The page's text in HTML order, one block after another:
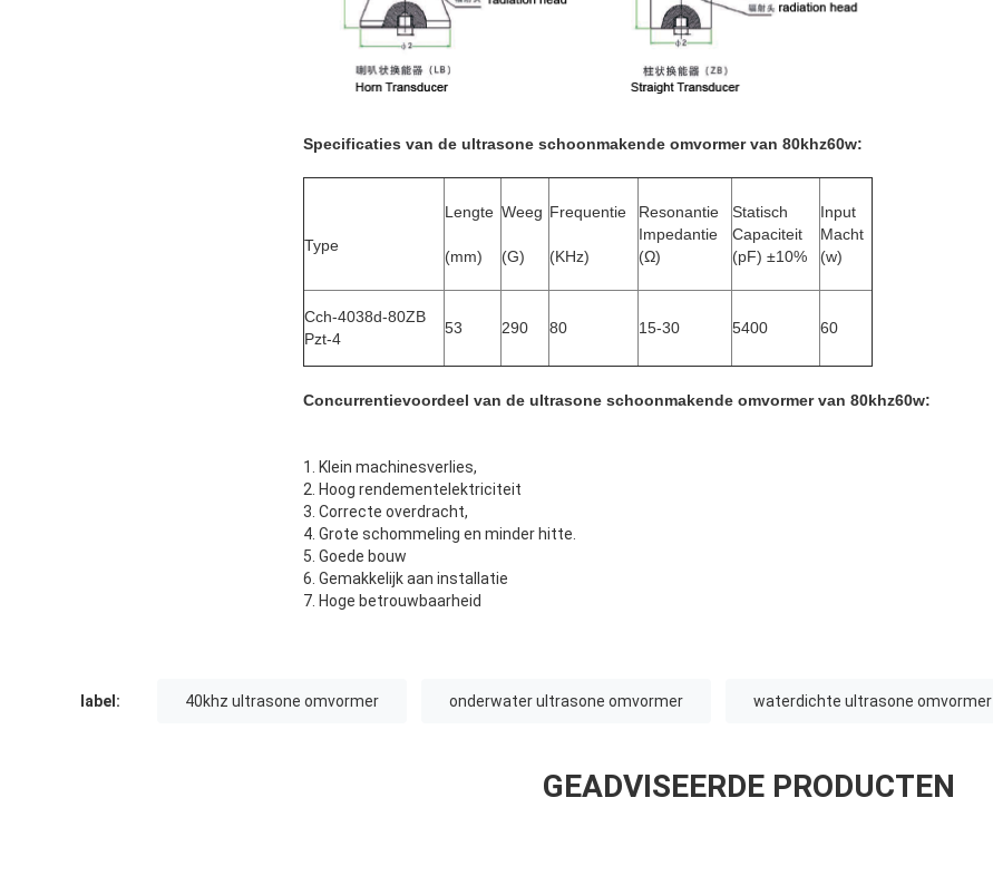
Specificaties van de ultrasone schoonmakende omvormer van 80khz60w:
Type
Lengte
(mm)
Weeg
(G)
Frequentie
(KHz)
Resonantie
Impedantie
(Ω)
Statisch
Capaciteit
(pF) ±10%
Input
Macht
(w)
Cch-4038d-80ZB
Pzt-4
53 290 80 15-30 5400 60
Concurrentievoordeel van de ultrasone schoonmakende omvormer van 80khz60w:
1. Klein machinesverlies,
2. Hoog rendementelektriciteit
3. Correcte overdracht,
4. Grote schommeling en minder hitte.
5. Goede bouw
6. Gemakkelijk aan installatie
7. Hoge betrouwbaarheid
label: 40khz ultrasone omvormer onderwater ultrasone omvormer waterdichte ultrasone omvormer
GEADVISEERDE PRODUCTEN